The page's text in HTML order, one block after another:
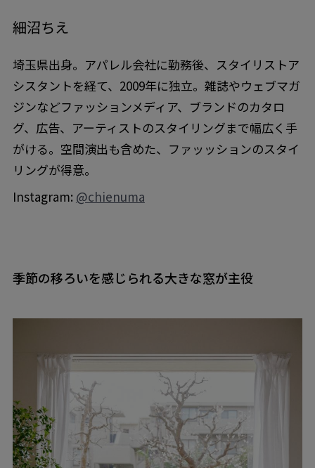
細沼ちえ
埼玉県出身。アパレル会社に勤務後、スタイリストア
シスタントを経て、2009年に独立。雑誌やウェブマガ
ジンなどファッションメディア、ブランドのカタロ
グ、広告、アーティストのスタイリングまで幅広く手
がける。空間演出も含めた、ファッッションのスタイ
リングが得意。
Instagram: @chienuma
季節の移ろいを感じられる大きな窓が主役